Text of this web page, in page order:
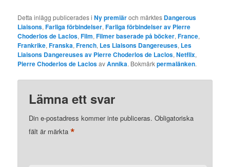
Detta inlägg publicerades iNy premiäroch märktes Dangerous
Liaisons,Farliga förbindelser,Farliga förbindelser av Pierre
Choderlos de Laclos,Film,Filmer baserade på böcker,France,
Frankrike,Franska,French, Les Liaisons Dangereuses, Les
Liaisons Dangereuses av Pierre Choderlos de Laclos,Netflix,
Pierre Choderlos de LaclosavAnnika. Bokmärkpermalänken.
Lämna ett svar
Din e-postadress kommer inte publiceras. Obligatoriska
fält är märkta*